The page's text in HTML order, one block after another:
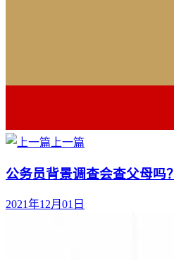
上一篇
公务员背景调查会查父母吗？
2021年12月01日